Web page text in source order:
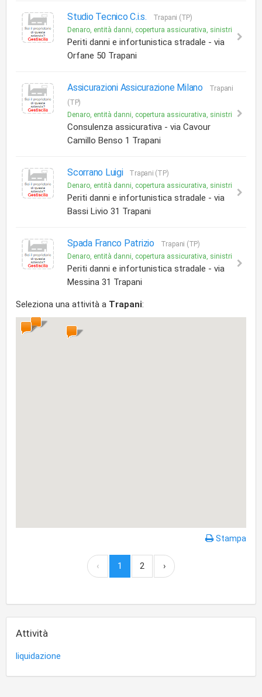
Studio Tecnico C.i.s.
Trapani (TP)
Denaro, entità danni, copertura assicurativa, sinistri
Periti danni e infortunistica stradale - via
Orfane 50 Trapani
Assicurazioni Assicurazione Milano
Trapani
(TP)
Denaro, entità danni, copertura assicurativa, sinistri
Consulenza assicurativa - via Cavour
Camillo Benso 1 Trapani
Scorrano Luigi
Trapani (TP)
Denaro, entità danni, copertura assicurativa, sinistri
Periti danni e infortunistica stradale - via
Bassi Livio 31 Trapani
Spada Franco Patrizio
Trapani (TP)
Denaro, entità danni, copertura assicurativa, sinistri
Periti danni e infortunistica stradale - via
Messina 31 Trapani
Seleziona una attività a Trapani:
Stampa
‹ 1 2 ›
Attività
liquidazione